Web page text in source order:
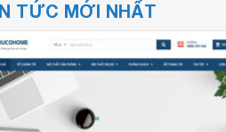
TỨC MỚI NHẤT